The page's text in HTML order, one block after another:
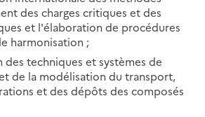
des charges critiques et des
et l'élaboration de procédures
harmonisation ;
techniques et systèmes de
de la modélisation du transport,
et des dépôts des composés